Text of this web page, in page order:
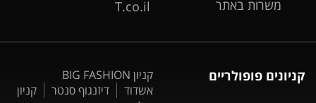
משרות באתר
T.co.il
קניונים פופולריים
קניון BIG FASHION
אשדוד
דיזנגוף סנטר
קניון